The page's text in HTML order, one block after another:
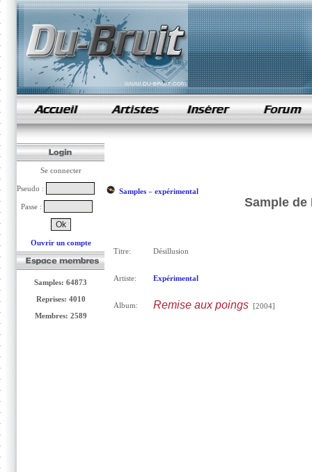
samples de rap
Se connecter
Pseudo :
Passe :
Ouvrir un compte
Samples: 64873
Reprises: 4010
Membres: 2589
Samples» expérimental
Sample
Titre: Désillusion
Artiste: Expérimental
Album: Remise aux poings[2004]